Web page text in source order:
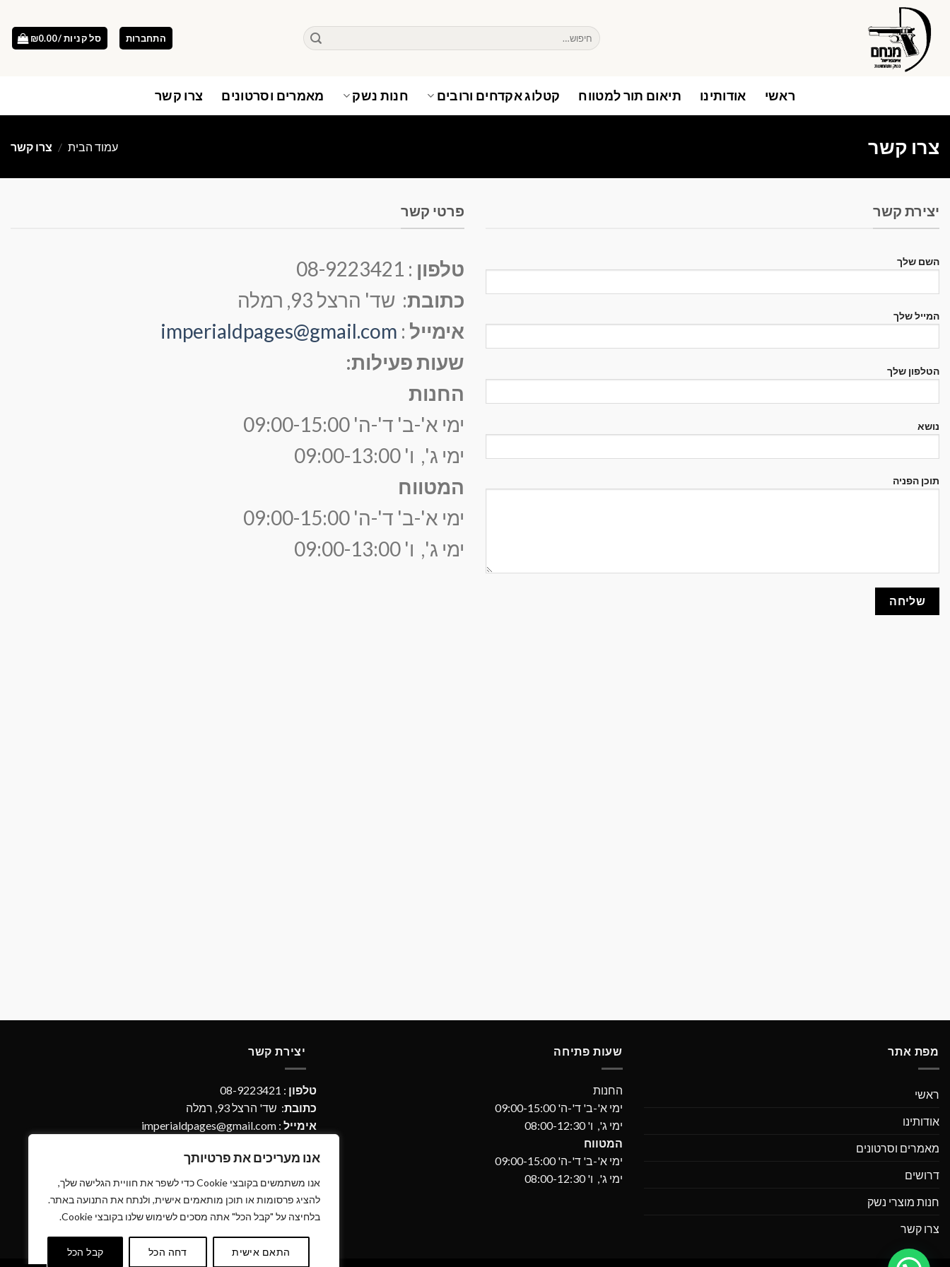
אנו מעריכים את פרטיותך
אנו משתמשים בקובצי Cookie כדי לשפר את חוויית הגלישה שלך,
להציג פרסומות או תוכן מותאמים אישית, ולנתח את התנועה באתר.
בלחיצה על "קבל הכל" אתה מסכים לשימוש שלנו בקובצי Cookie.
התאם אישית דחה הכל קבל הכל
content
חיפוש
עבור:
התחברות סל קניות / ₪0.00
ראשי אודותינו תיאום תור למטווח קטלוג אקדחים ורובים חנות נשק מאמרים וסרטונים צרו קשר
צרו קשר עמוד הבית / צרו קשר
יצירת קשר
השם שלך
המייל שלך
הטלפון שלך
נושא
תוכן הפניה
פרטי קשר
טלפון : 08-9223421
כתובת: שד' הרצל 93, רמלה
אימייל :
imperialdpages@gmail.com
שעות פעילות:
החנות
ימי א'-ב' ד'-ה' 09:00-15:00
ימי ג', ו' 09:00-13:00
המטווח
ימי א'-ב' ד'-ה' 09:00-15:00
ימי ג', ו' 09:00-13:00
מפת אתר
ראשי
אודותינו
מאמרים וסרטונים
דרושים
חנות מוצרי נשק
צרו קשר
שעות פתיחה
החנות
ימי א'-ב' ד'-ה' 09:00-15:00
ימי ג', ו' 08:00-12:30
המטווח
ימי א'-ב' ד'-ה' 09:00-15:00
ימי ג', ו' 08:00-12:30
יצירת קשר
טלפון : 08-9223421
כתובת: שד' הרצל 93, רמלה
אימייל :
imperialdpages@gmail.com